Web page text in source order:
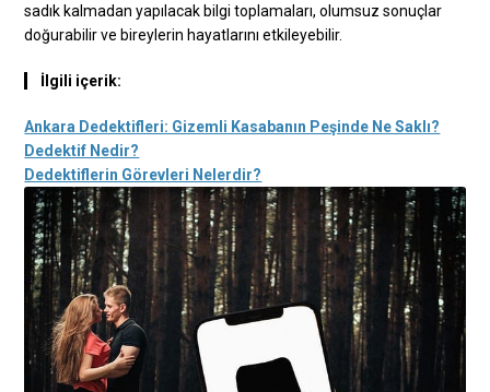
sadık kalmadan yapılacak bilgi toplamaları, olumsuz sonuçlar
doğurabilir ve bireylerin hayatlarını etkileyebilir.
İlgili içerik:
Ankara Dedektifleri: Gizemli Kasabanın Peşinde Ne Saklı?
Dedektif Nedir?
Dedektiflerin Görevleri Nelerdir?